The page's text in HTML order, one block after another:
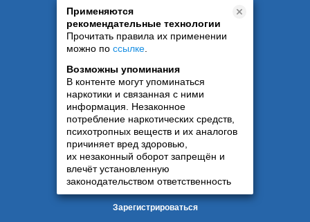
Применяются
рекомендательные технологии
Прочитать правила их применении
можно по ссылке
Возможны упоминания
В контенте могут упоминаться
наркотики и связанная с ними
информация. Незаконное
потребление наркотических средств,
психотропных веществ и их аналогов
причиняет вред здоровью,
их незаконный оборот запрещён и
влечёт установленную
законодательством ответственность
Зарегистрироваться